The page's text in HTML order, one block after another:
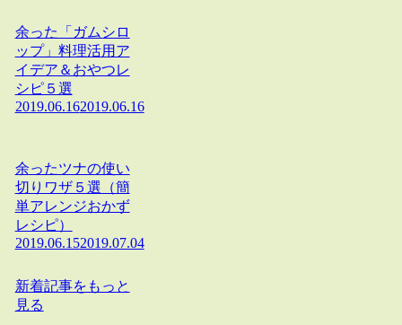
余った「ガムシロ
ップ」料理活用ア
イデア＆おやつレ
シピ５選
2019.06.162019.06.16
余ったツナの使い
切りワザ５選（簡
単アレンジおかず
レシピ）
2019.06.152019.07.04
新着記事をもっと
見る